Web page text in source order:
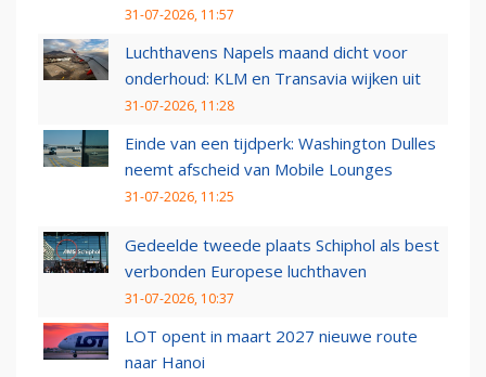
31-07-2026, 11:57
Luchthavens Napels maand dicht voor
onderhoud: KLM en Transavia wijken uit
31-07-2026, 11:28
Einde van een tijdperk: Washington Dulles
neemt afscheid van Mobile Lounges
31-07-2026, 11:25
Gedeelde tweede plaats Schiphol als best
verbonden Europese luchthaven
31-07-2026, 10:37
LOT opent in maart 2027 nieuwe route
naar Hanoi